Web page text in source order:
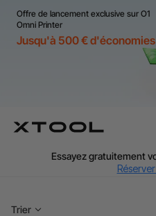
Offre de lancement exclusive sur O1
Omni Printer
Jusqu'à 500 € d'économies
TVA Offerte : Jusqu'à 20 %
Essayez gratuitement
Trier